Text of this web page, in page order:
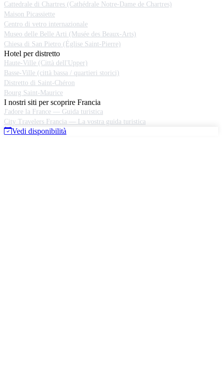
Cattedrale di Chartres (Cathédrale Notre-Dame de Chartres)
Maison Picassiette
Centro di vetro internazionale
Museo delle Belle Arti (Musée des Beaux-Arts)
Chiesa di San Pietro (Église Saint-Pierre)
Hotel per distretto
Haute-Ville (Città dell'Upper)
Basse-Ville (città bassa / quartieri storici)
Distretto di Saint-Chéron
Bourg Saint-Maurice
I nostri siti per scoprire Francia
J'adore la France — Guida turistica
City Travelers Francia — La vostra guida turistica
Vedi disponibilità